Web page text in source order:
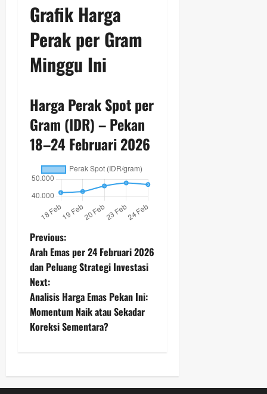
Grafik Harga
Perak per Gram
Minggu Ini
Harga Perak Spot per
Gram (IDR) – Pekan
18–24 Februari 2026
P
o
s
t
Previous:
Arah Emas per 24 Februari 2026
dan Peluang Strategi Investasi
Next:
Analisis Harga Emas Pekan Ini:
Momentum Naik atau Sekadar
Koreksi Sementara?